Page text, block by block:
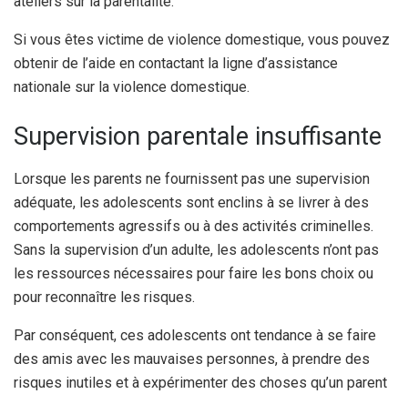
Si vous êtes victime de violence domestique, vous pouvez
obtenir de l’aide en contactant la ligne d’assistance
nationale sur la violence domestique.
Supervision parentale insuffisante
Lorsque les parents ne fournissent pas une supervision
adéquate, les adolescents sont enclins à se livrer à des
comportements agressifs ou à des activités criminelles.
Sans la supervision d’un adulte, les adolescents n’ont pas
les ressources nécessaires pour faire les bons choix ou
pour reconnaître les risques.
Par conséquent, ces adolescents ont tendance à se faire
des amis avec les mauvaises personnes, à prendre des
risques inutiles et à expérimenter des choses qu’un parent